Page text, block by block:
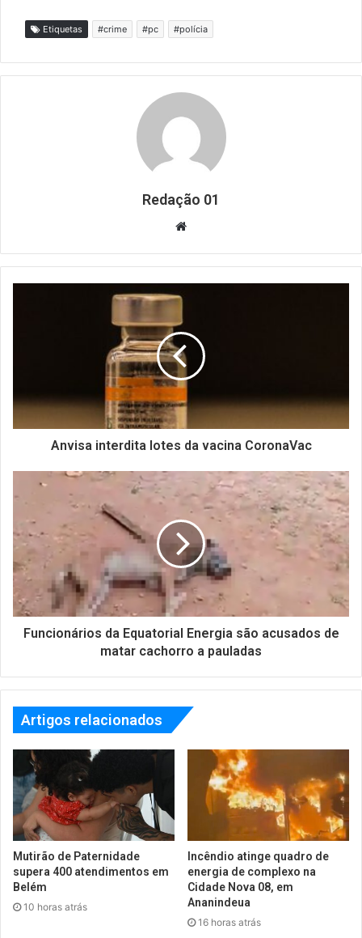
Etiquetas #crime #pc #polícia
Redação 01
Website
Anvisa interdita lotes da vacina CoronaVac
Funcionários da Equatorial Energia são acusados de
matar cachorro a pauladas
Artigos relacionados
Mutirão de Paternidade
supera 400 atendimentos em
Belém
10 horas atrás
Incêndio atinge quadro de
energia de complexo na
Cidade Nova 08, em
Ananindeua
16 horas atrás